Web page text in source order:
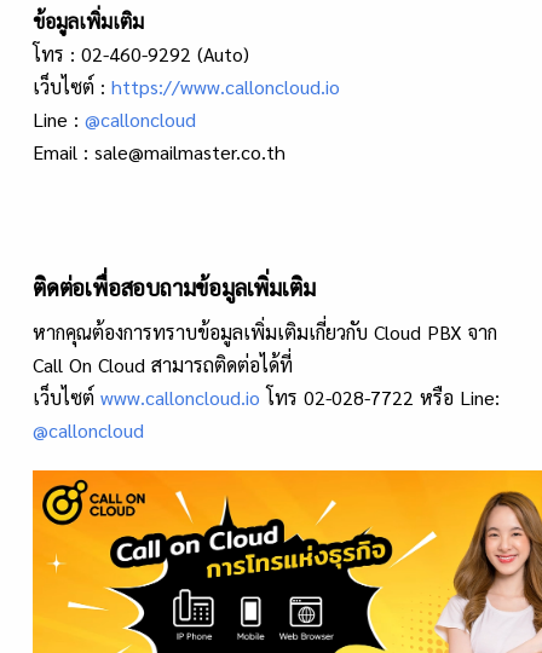
ข้อมูลเพิ่มเติม
โทร : 02-460-9292 (Auto)
เว็บไซต์ : https://www.calloncloud.io
Line : @calloncloud
Email : sale@mailmaster.co.th
ติดต่อเพื่อสอบถามข้อมูลเพิ่มเติม
หากคุณต้องการทราบข้อมูลเพิ่มเติมเกี่ยวกับ Cloud PBX จาก
Call On Cloud สามารถติดต่อได้ที่
เว็บไซต์ www.calloncloud.io โทร 02-028-7722 หรือ Line:
@calloncloud